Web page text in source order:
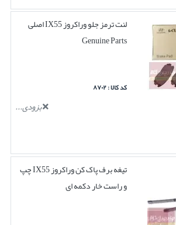
لنت ترمز جلو وراکروز IX55 اصلی
Genuine Parts
کد کالا : ۸۷۰۲
بزودی...
تیغه برف پاک کن وراکروز IX55 چپ
و راست خار دکمه ای